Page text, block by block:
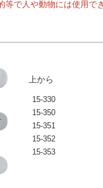
で人や動物には使用で
上から
15-330
15-350
15-351
15-352
15-353